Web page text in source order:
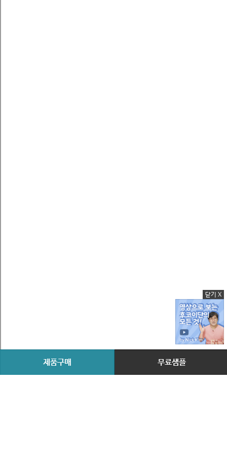
제품구매 무료샘플
닫기 X